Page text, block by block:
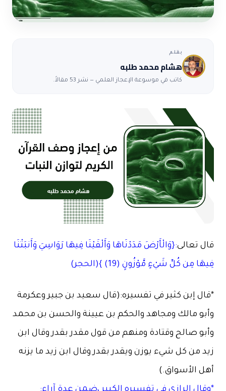
بقلم
هشام محمد طلبه
كاتب في موسوعة الإعجاز العلمي — نشر 53 مقالاً.
قال تعالى:{وَالْأَرْضَ مَدَدْنَاهَا وَأَلْقَيْنَا فِيهَا رَوَاسِيَ وَأَنبَتْنَا
فِيهَا مِن كُلِّ شَيْءٍ مَّوْزُونٍ (19) }(الحجر)
*قال إبن كثير في تفسيره:(قال سعيد بن جبير وعكرمة
وأبو مالك ومجاهد والحكم بن عيينة والحسن بن محمد
وأبو صالح وقتادة ومنهم من قول مقدر بقدر وقال ابن
زيد من كل شيء يوزن ويقدر بقدر وقال ابن زيد ما يزنه
أهل الأسواق.)